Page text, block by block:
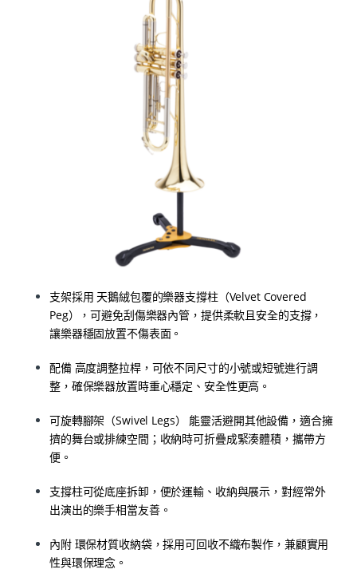
支架採用 天鵝絨包覆的樂器支撐柱（Velvet Covered
Peg），可避免刮傷樂器內管，提供柔軟且安全的支撐，
讓樂器穩固放置不傷表面。
配備 高度調整拉桿，可依不同尺寸的小號或短號進行調
整，確保樂器放置時重心穩定、安全性更高。
可旋轉腳架（Swivel Legs） 能靈活避開其他設備，適合擁
擠的舞台或排練空間；收納時可折疊成緊湊體積，攜帶方
便。
支撐柱可從底座拆卸，便於運輸、收納與展示，對經常外
出演出的樂手相當友善。
內附 環保材質收納袋，採用可回收不織布製作，兼顧實用
性與環保理念。